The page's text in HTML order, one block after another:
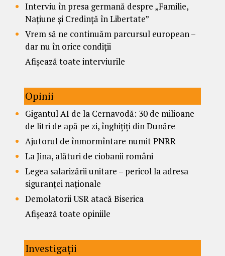
Interviu în presa germană despre „Familie,
Națiune și Credință în Libertate”
Vrem să ne continuăm parcursul european –
dar nu în orice condiții
Afișează toate interviurile
Opinii
Gigantul AI de la Cernavodă: 30 de milioane
de litri de apă pe zi, înghițiți din Dunăre
Ajutorul de înmormîntare numit PNRR
La Jina, alături de ciobanii români
Legea salarizării unitare – pericol la adresa
siguranței naționale
Demolatorii USR atacă Biserica
Afișează toate opiniile
Investigații